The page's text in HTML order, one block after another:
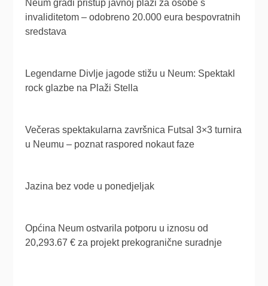
Neum gradi pristup javnoj plaži za osobe s
invaliditetom – odobreno 20.000 eura bespovratnih
sredstava
Legendarne Divlje jagode stižu u Neum: Spektakl
rock glazbe na Plaži Stella
Večeras spektakularna završnica Futsal 3×3 turnira
u Neumu – poznat raspored nokaut faze
Jazina bez vode u ponedjeljak
Općina Neum ostvarila potporu u iznosu od
20,293.67 € za projekt prekogranične suradnje